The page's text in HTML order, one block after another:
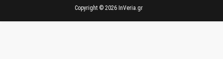
Copyright © 2026 InVeria.gr